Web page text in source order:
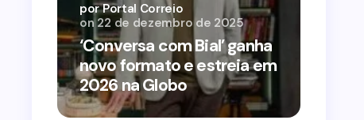
‘Conversa com Bial’ ganha
novo formato e estreia em
2026 na Globo
por Portal Correio
on 22 de dezembro de 2025